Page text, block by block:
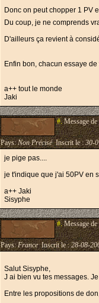
Donc on peut chopper 1 PV
Du coup, je ne comprends
D'ailleurs ça revient à
Enfin bon, chacun essaye
a++ tout le monde
Jaki
#.Message de
Pays:Non PréciséInscrit le :30-
je pige pas....
je t'indique que j'ai 50PV en
a++ Jaki
Sisyphe
#.Message de
Pays:FranceInscrit le :28-08-
Salut Sisyphe,
J ai bien vu tes messages.
Entre les propositions de